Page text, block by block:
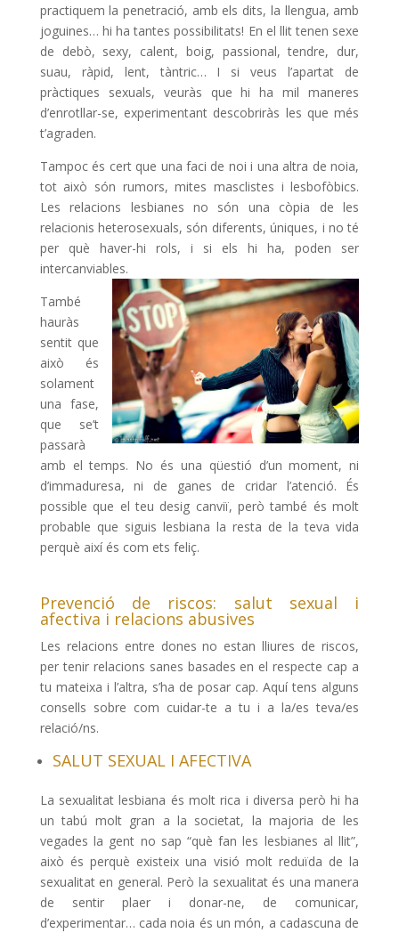
practiquem la penetració, amb els dits, la llengua, amb
joguines… hi ha tantes possibilitats! En el llit tenen sexe
de debò, sexy, calent, boig, passional, tendre, dur,
suau, ràpid, lent, tàntric… I si veus l’apartat de
pràctiques sexuals, veuràs que hi ha mil maneres
d’enrotllar-se, experimentant descobriràs les que més
t’agraden.
Tampoc és cert que una faci de noi i una altra de noia,
tot això són rumors, mites masclistes i lesbofòbics.
Les relacions lesbianes no són una còpia de les
relacionis heterosexuals, són diferents, úniques, i no té
per què haver-hi rols, i si els hi ha, poden ser
intercanviables.
També
hauràs
sentit que
això és
solament
una fase,
que se’t
passarà
amb el temps. No és una qüestió d’un moment, ni
d’immaduresa, ni de ganes de cridar l’atenció. És
possible que el teu desig canviï, però també és molt
probable que siguis lesbiana la resta de la teva vida
perquè així és com ets feliç.
Prevenció de riscos: salut sexual i
afectiva i relacions abusives
Les relacions entre dones no estan lliures de riscos,
per tenir relacions sanes basades en el respecte cap a
tu mateixa i l’altra, s’ha de posar cap. Aquí tens alguns
consells sobre com cuidar-te a tu i a la/es teva/es
relació/ns.
SALUT SEXUAL I AFECTIVA
La sexualitat lesbiana és molt rica i diversa però hi ha
un tabú molt gran a la societat, la majoria de les
vegades la gent no sap “què fan les lesbianes al llit”,
això és perquè existeix una visió molt reduïda de la
sexualitat en general. Però la sexualitat és una manera
de sentir plaer i donar-ne, de comunicar,
d’experimentar… cada noia és un món, a cadascuna de